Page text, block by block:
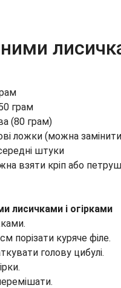
грам
(80 грам)
ложки (можна
штуки
взяти кріп або
лисичками і огірками
порізати куряче філе.
голову цибулі.